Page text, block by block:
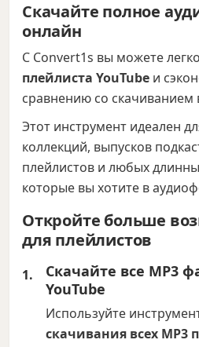
Скачайте полное
онлайн
С Convert1s вы можете легко
плейлиста YouTube и
сравнению со скачиванием
Этот инструмент идеален
коллекций, выпусков
плейлистов и любых
которые вы хотите в
Откройте больше
для плейлистов
Скачайте все MP3
YouTube
Используйте
скачивания всех MP3